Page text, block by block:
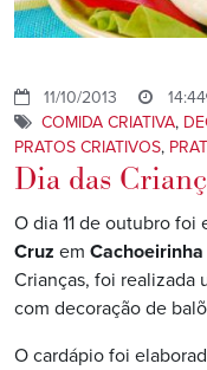
11/10/2013 14:44
COMIDA CRIATIVA,
PRATOS CRIATIVOS,
Dia das
O dia 11 de outubro
Cruz em Cachoeirinha
Crianças, foi realizada
com decoração de
O cardápio foi